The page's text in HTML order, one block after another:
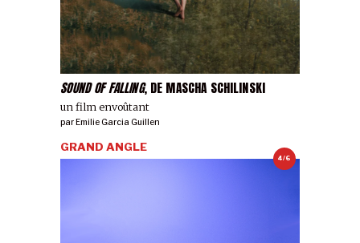
SOUND OF FALLING, DE MASCHA SCHILINSKI
un film envoûtant
parEmilie Garcia Guillen
4/6
GRAND ANGLE